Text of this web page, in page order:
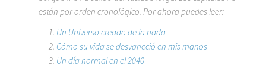
están por orden cronológico. Por ahora puedes leer:
Un Universo creado de la nada
Cómo su vida se desvaneció en mis manos
Un día normal en el 2040